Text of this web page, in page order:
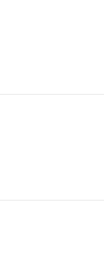
Légal